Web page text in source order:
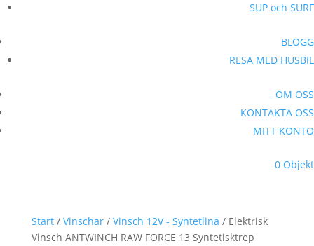
SUP och SURF
BLOGG
RESA MED HUSBIL
OM OSS
KONTAKTA OSS
MITT KONTO
0 Objekt
Start/ Vinschar/ Vinsch 12V - Syntetlina / Elektrisk
Vinsch ANTWINCH RAW FORCE 13 Syntetisktrep